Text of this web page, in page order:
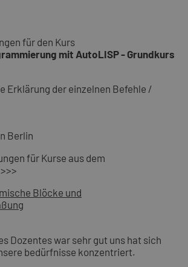
für den Kurs
mit AutoLISP - Grundkurs
Erklärung der einzelnen Befehle /
Berlin
für Kurse aus dem
Blöcke und
Dozentes war sehr gut uns hat sich
bedürfnisse konzentriert.